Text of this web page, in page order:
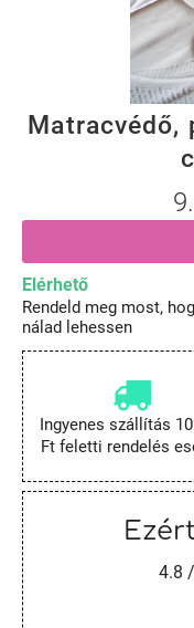
Matracvédő,
Elérhető
Rendeld meg most,
nálad lehessen
Ingyenes szállítás
Ft feletti rendelés
4.8